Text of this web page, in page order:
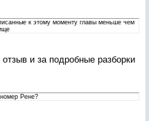
к этому моменту главы меньше чем
и за подробные разборки
Рене?